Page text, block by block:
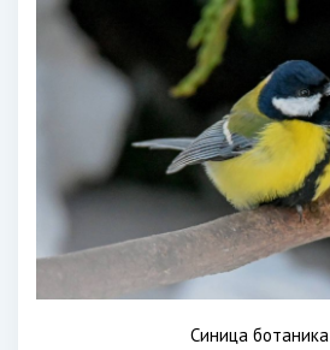
Синица ботаника